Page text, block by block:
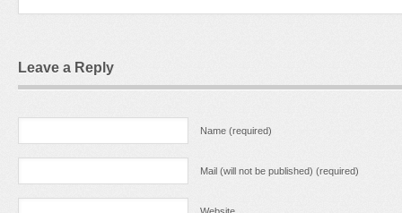
Leave a Reply
Name (required)
Mail (will not be published) (required)